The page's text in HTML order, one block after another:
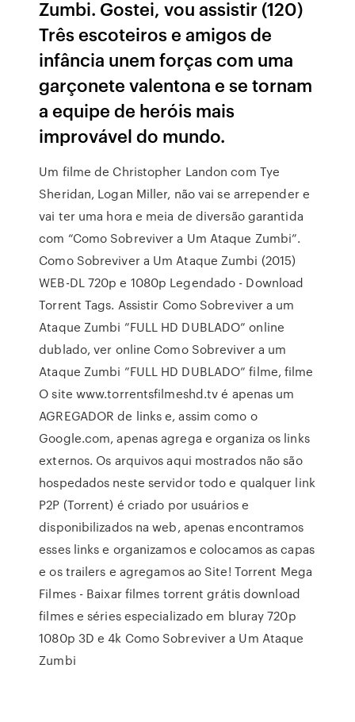
Zumbi. Gostei, vou assistir (120)
Três escoteiros e amigos de
infância unem forças com uma
garçonete valentona e se tornam
a equipe de heróis mais
improvável do mundo.
Um filme de Christopher Landon com Tye
Sheridan, Logan Miller, não vai se arrepender e
vai ter uma hora e meia de diversão garantida
com “Como Sobreviver a Um Ataque Zumbi”.
Como Sobreviver a Um Ataque Zumbi (2015)
WEB-DL 720p e 1080p Legendado - Download
Torrent Tags. Assistir Como Sobreviver a um
Ataque Zumbi ”FULL HD DUBLADO” online
dublado, ver online Como Sobreviver a um
Ataque Zumbi ”FULL HD DUBLADO” filme, filme
O site www.torrentsfilmeshd.tv é apenas um
AGREGADOR de links e, assim como o
Google.com, apenas agrega e organiza os links
externos. Os arquivos aqui mostrados não são
hospedados neste servidor todo e qualquer link
P2P (Torrent) é criado por usuários e
disponibilizados na web, apenas encontramos
esses links e organizamos e colocamos as capas
e os trailers e agregamos ao Site! Torrent Mega
Filmes - Baixar filmes torrent grátis download
filmes e séries especializado em bluray 720p
1080p 3D e 4k Como Sobreviver a Um Ataque
Zumbi